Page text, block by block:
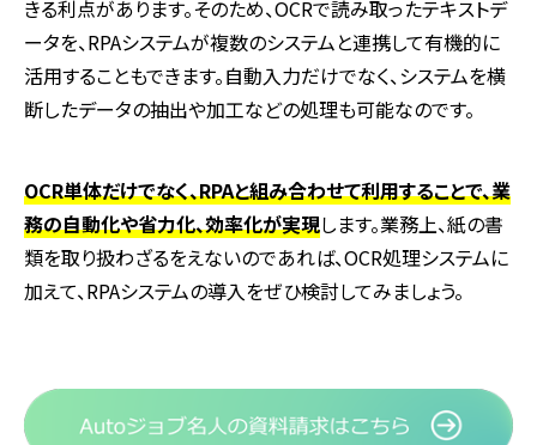
きる利点があります。そのため、OCRで読み取ったテキストデ
ータを、RPAシステムが複数のシステムと連携して有機的に
活用することもできます。自動入力だけでなく、システムを横
断したデータの抽出や加工などの処理も可能なのです。
OCR単体だけでなく、RPAと組み合わせて利用することで、業
務の自動化や省力化、効率化が実現します。業務上、紙の書
類を取り扱わざるをえないのであれば、OCR処理システムに
加えて、RPAシステムの導入をぜひ検討してみましょう。